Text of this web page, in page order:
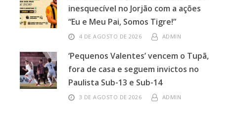
inesquecível no Jorjão com a ações
“Eu e Meu Pai, Somos Tigre!”
4 DE AGOSTO DE 2026 ADMIN
‘Pequenos Valentes’ vencem o Tupã,
fora de casa e seguem invictos no
Paulista Sub-13 e Sub-14
3 DE AGOSTO DE 2026 ADMIN